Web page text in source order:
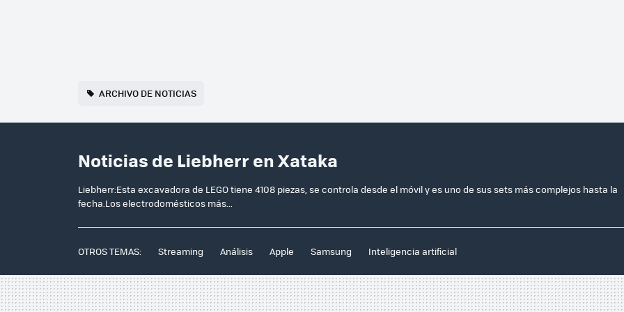
ARCHIVO DE NOTICIAS
Noticias de Liebherr en Xataka
Liebherr:Esta excavadora de LEGO tiene 4108 piezas, se controla desde el móvil y es uno de sus sets más complejos hasta la
fecha.Los electrodomésticos más...
OTROS TEMAS: Streaming Análisis Apple Samsung Inteligencia artificial